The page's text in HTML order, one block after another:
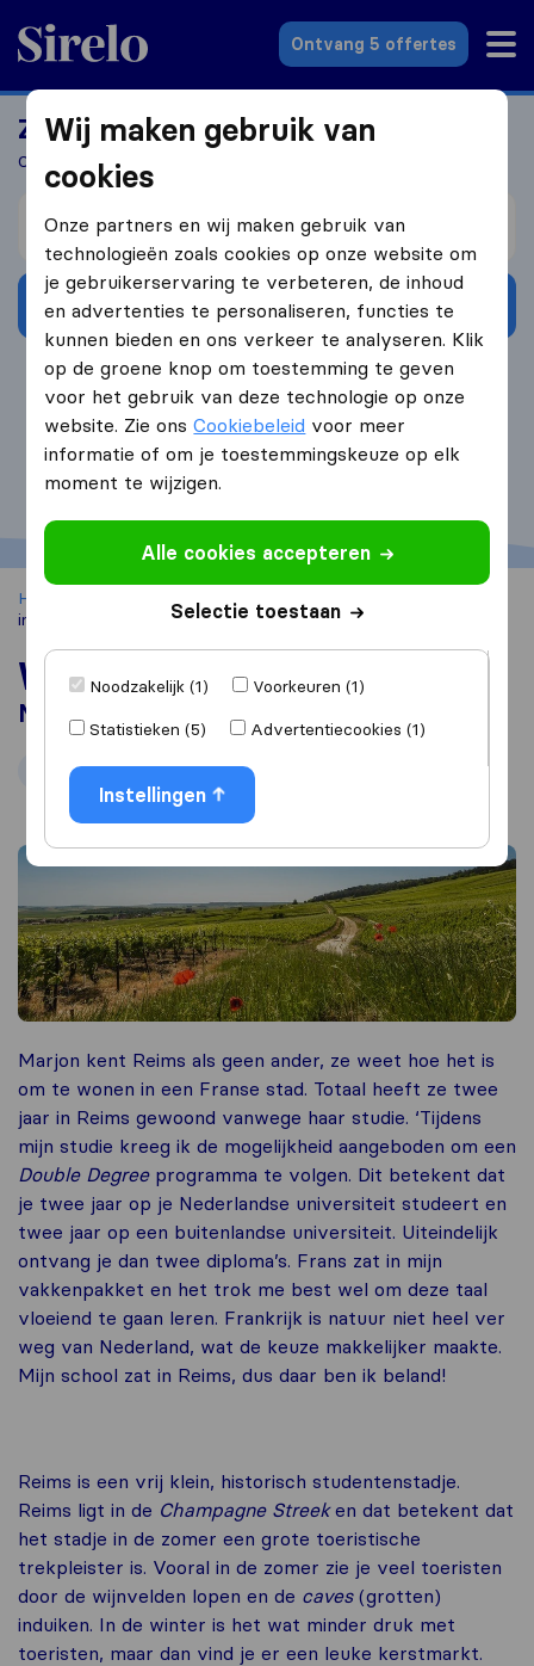
Sirelo.nl
Ontvang 5 offertes
Zoek jij een verhuizer?
Ontvang 5 gratis offertes in 3 stappen
Verhuizen van
Ontvang gratis offertes
4.3 793 Google reviews
Home Verhuizen naar het buitenland
in Reims
Wonen in Reims
Marjon deelt haar ervaring
DoorMarjon
Verhuisd van Nederland naar Frankrijk
juni 2023
Marjon kent Reims als geen ander, ze weet hoe het is
om te wonen in een Franse stad. Totaal heeft ze twee
jaar in Reims gewoond vanwege haar studie. ‘Tijdens
mijn studie kreeg ik de mogelijkheid aangeboden om een
Double Degree programma te volgen. Dit betekent dat
je twee jaar op je Nederlandse universiteit studeert en
twee jaar op een buitenlandse universiteit. Uiteindelijk
ontvang je dan twee diploma’s. Frans zat in mijn
vakkenpakket en het trok me best wel om deze taal
vloeiend te gaan leren. Frankrijk is natuur niet heel ver
weg van Nederland, wat de keuze makkelijker maakte.
Mijn school zat in Reims, dus daar ben ik beland!
Reims is een vrij klein, historisch studentenstadje.
Reims ligt in de Champagne Streeken dat betekent dat
het stadje in de zomer een grote toeristische
trekpleister is. Vooral in de zomer zie je veel toeristen
door de wijnvelden lopen en de caves (grotten)
induiken. In de winter is het wat minder druk met
toeristen, maar dan vind je er een leuke kerstmarkt.
Wij maken gebruik van
cookies
Onze partners en wij maken gebruik van
technologieën zoals cookies op onze website om
je gebruikerservaring te verbeteren, de inhoud
en advertenties te personaliseren, functies te
kunnen bieden en ons verkeer te analyseren. Klik
op de groene knop om toestemming te geven
voor het gebruik van deze technologie op onze
website. Zie onsCookiebeleid voor meer
informatie of om je toestemmingskeuze op elk
moment te wijzigen.
Alle cookies accepteren
Selectie toestaan
Noodzakelijk (1)
Voorkeuren (1)
Statistieken (5)
Advertentiecookies (1)
Instellingen